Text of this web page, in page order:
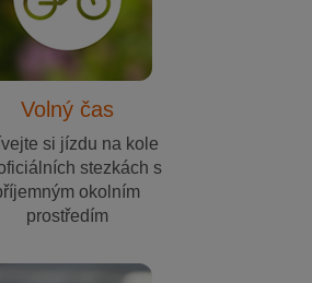
Volný čas
si jízdu na kole
stezkách s
okolním
prostředím